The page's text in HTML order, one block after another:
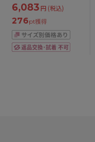
85cm
6,083円 (税込)
276pt獲得